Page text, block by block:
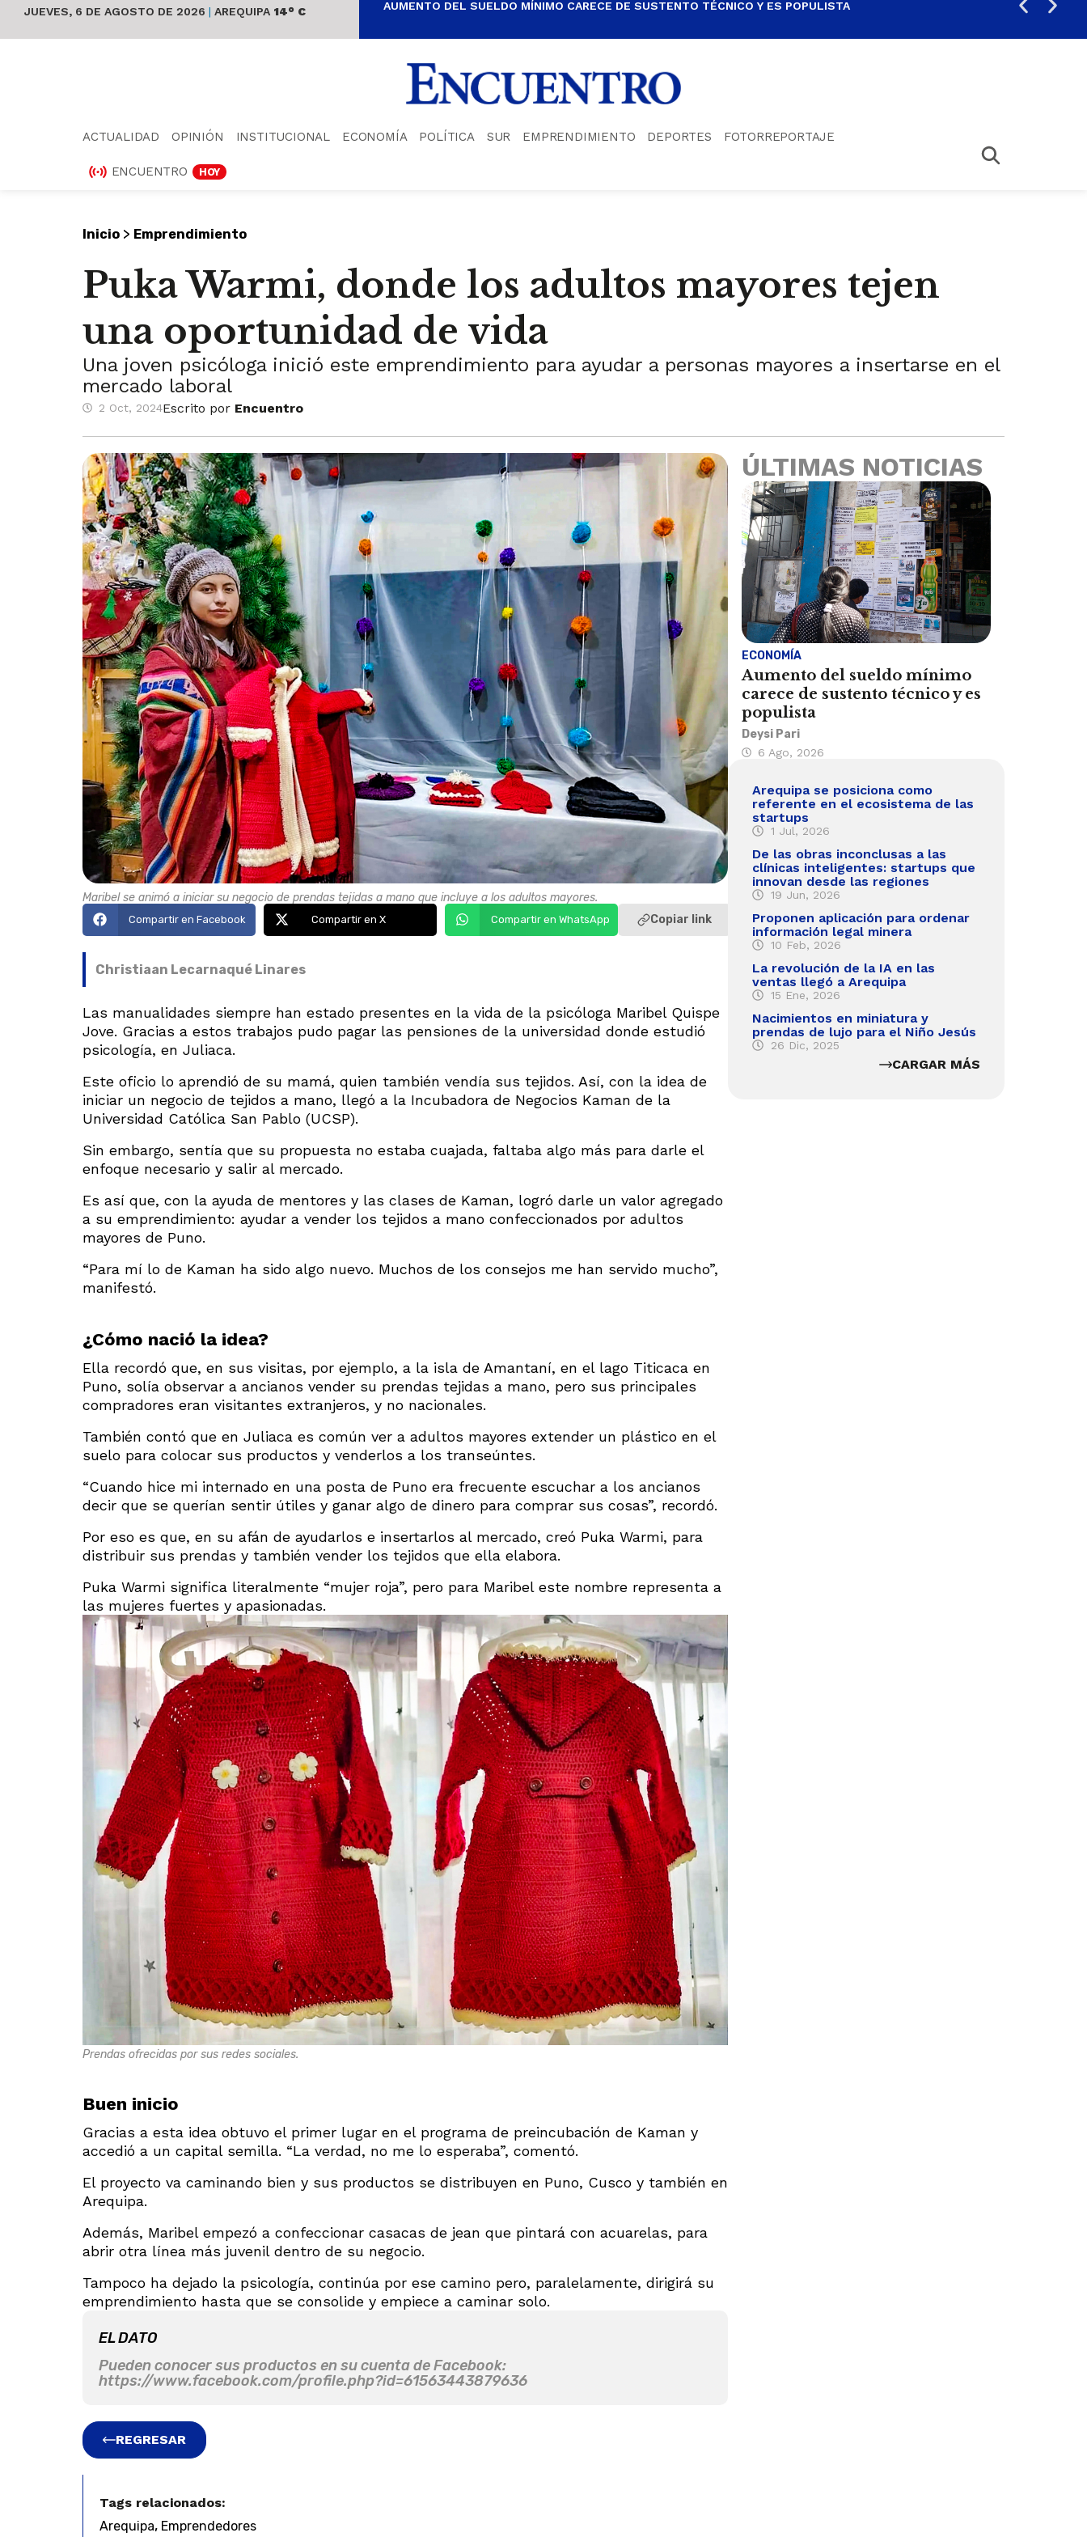
JUEVES, 6 DE AGOSTO DE 2026 | AREQUIPA 14° C AUMENTO DEL SUELDO MÍNIMO CARECE DE SUSTENTO TÉCNICO Y ES POPULISTA
ACTUALIDAD OPINIÓN INSTITUCIONAL ECONOMÍA POLÍTICA SUR EMPRENDIMIENTO DEPORTES FOTORREPORTAJE
ENCUENTRO HOY
Inicio > Emprendimiento
Puka Warmi, donde los adultos mayores tejen
una oportunidad de vida
Una joven psicóloga inició este emprendimiento para ayudar a personas mayores a insertarse en el
mercado laboral
2 Oct, 2024Escrito por Encuentro
Maribel se animó a iniciar su negocio de prendas tejidas a mano que incluye a los adultos mayores.
Compartir en Facebook Compartir en X Compartir en WhatsApp Copiar link
Christiaan Lecarnaqué Linares
Las manualidades siempre han estado presentes en la vida de la psicóloga Maribel Quispe
Jove. Gracias a estos trabajos pudo pagar las pensiones de la universidad donde estudió
psicología, en Juliaca.
Este oficio lo aprendió de su mamá, quien también vendía sus tejidos. Así, con la idea de
iniciar un negocio de tejidos a mano, llegó a la Incubadora de Negocios Kaman de la
Universidad Católica San Pablo (UCSP).
Sin embargo, sentía que su propuesta no estaba cuajada, faltaba algo más para darle el
enfoque necesario y salir al mercado.
Es así que, con la ayuda de mentores y las clases de Kaman, logró darle un valor agregado
a su emprendimiento: ayudar a vender los tejidos a mano confeccionados por adultos
mayores de Puno.
“Para mí lo de Kaman ha sido algo nuevo. Muchos de los consejos me han servido mucho”,
manifestó.
¿Cómo nació la idea?
Ella recordó que, en sus visitas, por ejemplo, a la isla de Amantaní, en el lago Titicaca en
Puno, solía observar a ancianos vender su prendas tejidas a mano, pero sus principales
compradores eran visitantes extranjeros, y no nacionales.
También contó que en Juliaca es común ver a adultos mayores extender un plástico en el
suelo para colocar sus productos y venderlos a los transeúntes.
“Cuando hice mi internado en una posta de Puno era frecuente escuchar a los ancianos
decir que se querían sentir útiles y ganar algo de dinero para comprar sus cosas”, recordó.
Por eso es que, en su afán de ayudarlos e insertarlos al mercado, creó Puka Warmi, para
distribuir sus prendas y también vender los tejidos que ella elabora.
Puka Warmi significa literalmente “mujer roja”, pero para Maribel este nombre representa a
las mujeres fuertes y apasionadas.
Prendas ofrecidas por sus redes sociales.
Buen inicio
Gracias a esta idea obtuvo el primer lugar en el programa de preincubación de Kaman y
accedió a un capital semilla. “La verdad, no me lo esperaba”, comentó.
El proyecto va caminando bien y sus productos se distribuyen en Puno, Cusco y también en
Arequipa.
Además, Maribel empezó a confeccionar casacas de jean que pintará con acuarelas, para
abrir otra línea más juvenil dentro de su negocio.
Tampoco ha dejado la psicología, continúa por ese camino pero, paralelamente, dirigirá su
emprendimiento hasta que se consolide y empiece a caminar solo.
EL DATO
Pueden conocer sus productos en su cuenta de Facebook:
https://www.facebook.com/profile.php?id=61563443879636
REGRESAR
Tags relacionados:
Arequipa, Emprendedores
ÚLTIMAS NOTICIAS
ECONOMÍA
Aumento del sueldo mínimo
carece de sustento técnico y es
populista
Deysi Pari
6 Ago, 2026
Arequipa se posiciona como
referente en el ecosistema de las
startups
1 Jul, 2026
De las obras inconclusas a las
clínicas inteligentes: startups que
innovan desde las regiones
19 Jun, 2026
Proponen aplicación para ordenar
información legal minera
10 Feb, 2026
La revolución de la IA en las
ventas llegó a Arequipa
15 Ene, 2026
Nacimientos en miniatura y
prendas de lujo para el Niño Jesús
26 Dic, 2025
CARGAR MÁS